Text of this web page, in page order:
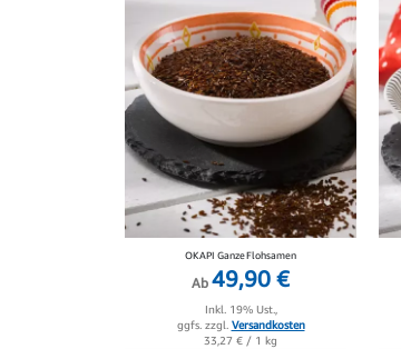
OKAPI Ganze Flohsamen
Ab 49,90 €
Inkl. 19% Ust.,
ggfs. zzgl. Versandkosten
33,27 € / 1 kg